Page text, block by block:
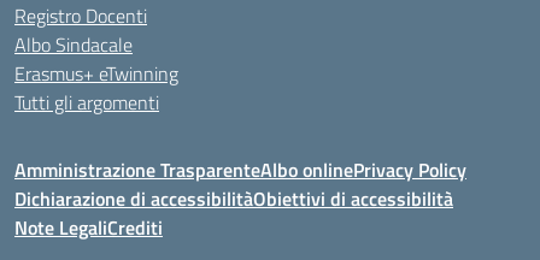
Registro Docenti
Albo Sindacale
Erasmus+ eTwinning
Tutti gli argomenti
Amministrazione TrasparenteAlbo onlinePrivacy Policy
Dichiarazione di accessibilitàObiettivi di accessibilità
Note LegaliCrediti